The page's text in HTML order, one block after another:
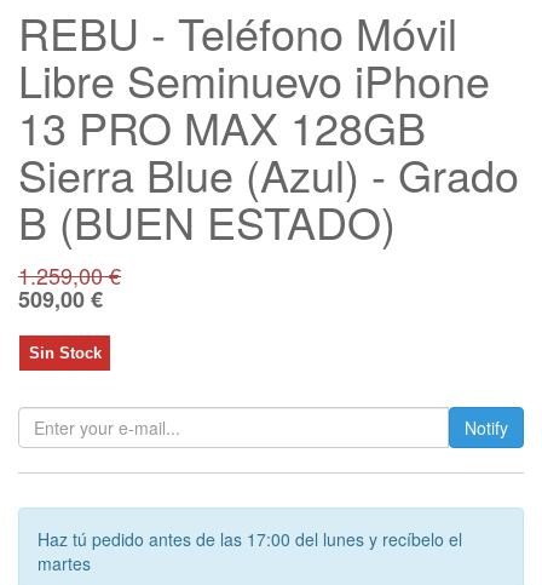
REBU - Teléfono Móvil
Libre Seminuevo iPhone
13 PRO MAX 128GB
Sierra Blue (Azul) - Grado
B (BUEN ESTADO)
1.259,00€
509,00€
Sin Stock
Notify
Haz tú pedido antes de las 17:00 del lunes y recíbelo el
martes